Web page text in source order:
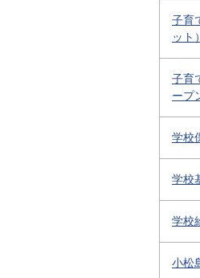
子育
ット）
子育
ープ
学校
学校
学校
小松